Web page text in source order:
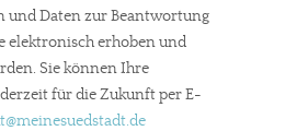
und Daten zur Beantwortung
elektronisch erhoben und
Sie können Ihre
für die Zukunft per E-
@meinesuedstadt.de